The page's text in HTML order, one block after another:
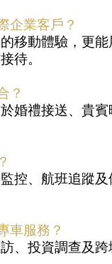
企業客戶？
移動體驗，更
待。
？
婚禮接送、貴
控、航班追蹤
車服務？
、投資調查及